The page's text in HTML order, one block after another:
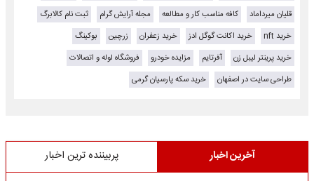
قلیان میرداماد
کافه مناسب کار و مطالعه مجله آرایش گرام
ثبت نام کالابرگ
خرید nft
خرید اکانت گوگل ادز خرید زعفران زرچین
بوکینگ
خرید پرینتر لیبل زن
آفرتایم مزایده خودرو
فروشگاه لوله و اتصالات
طراحی سایت در اصفهان
خرید سکه پارسیان گرمی
آخرین اخبار پربیننده ترین اخبار